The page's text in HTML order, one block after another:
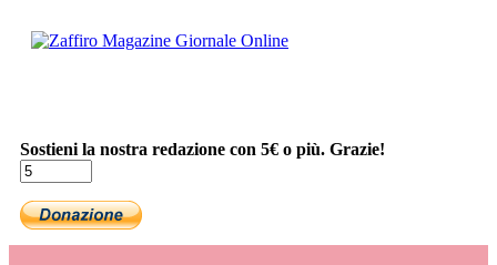
Sostieni la nostra redazione con 5€ o più. Grazie!